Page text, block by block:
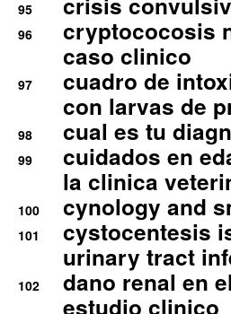
95
96
cryptococosis
caso clinico
97
cuadro de
con larvas de
98 cual es tu
99
cuidados en
la clinica
100 cynology and
101
cystocentesis
urinary tract
102
dano renal en
estudio clinico